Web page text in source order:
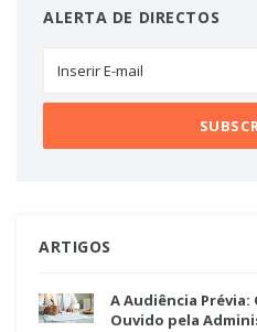
ALERTA DE DIRECTOS
ARTIGOS
A Audiência
Ouvido pela